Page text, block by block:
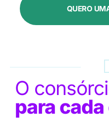
QUERO
O
para